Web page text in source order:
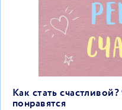
Как стать
понравятся